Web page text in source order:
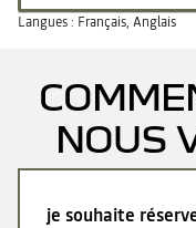
Langues : Français, Anglais
NOUS
je souhaite